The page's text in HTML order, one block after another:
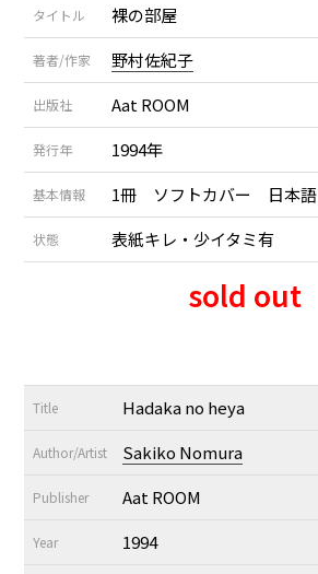
タイトル 裸の部屋
著者/作家 野村佐紀子
出版社 Aat ROOM
発行年 1994年
基本情報 1冊 ソフトカバー 日本語
状態 表紙キレ・少イタミ有
sold out
Title Hadaka no heya
Author/Artist Sakiko Nomura
Publisher Aat ROOM
Year 1994